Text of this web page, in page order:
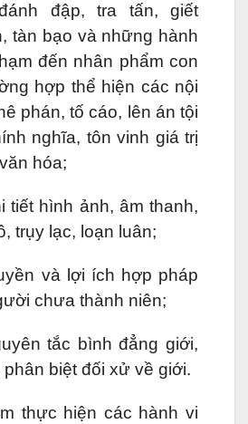
đập, tra tấn, giết
tàn bạo và những hành
đến nhân phẩm con
hợp thể hiện các nội
phán, tố cáo, lên án tội
nghĩa, tôn vinh giá trị
hóa;
tiết hình ảnh, âm thanh,
trụy lạc, loạn luân;
và lợi ích hợp pháp
chưa thành niên;
tắc bình đẳng giới,
biệt đối xử về giới.
thực hiện các hành vi